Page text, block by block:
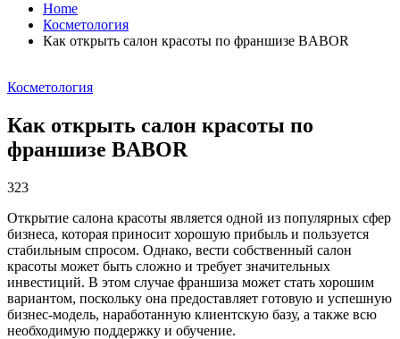
Home
Косметология
Как открыть салон красоты по франшизе BABOR
Косметология
Как открыть салон красоты по
франшизе BABOR
323
Открытие салона красоты является одной из популярных сфер
бизнеса, которая приносит хорошую прибыль и пользуется
стабильным спросом. Однако, вести собственный салон
красоты может быть сложно и требует значительных
инвестиций. В этом случае франшиза может стать хорошим
вариантом, поскольку она предоставляет готовую и успешную
бизнес-модель, наработанную клиентскую базу, а также всю
необходимую поддержку и обучение.